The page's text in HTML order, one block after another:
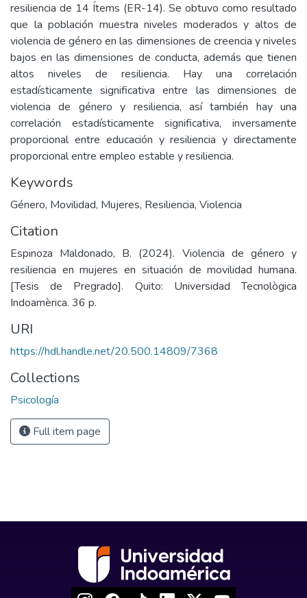
resiliencia de 14 Ítems (ER-14). Se obtuvo como resultado
que la población muestra niveles moderados y altos de
violencia de género en las dimensiones de creencia y niveles
bajos en las dimensiones de conducta, además que tienen
altos niveles de resiliencia. Hay una correlación
estadísticamente significativa entre las dimensiones de
violencia de género y resiliencia, así también hay una
correlación estadísticamente significativa, inversamente
proporcional entre educación y resiliencia y directamente
proporcional entre empleo estable y resiliencia.
Keywords
Género, Movilidad, Mujeres, Resiliencia, Violencia
Citation
Espinoza Maldonado, B. (2024). Violencia de género y
resiliencia en mujeres en situación de movilidad humana.
[Tesis de Pregrado]. Quito: Universidad Tecnològica
Indoamèrica. 36 p.
URI
https://hdl.handle.net/20.500.14809/7368
Collections
Psicología
Full item page